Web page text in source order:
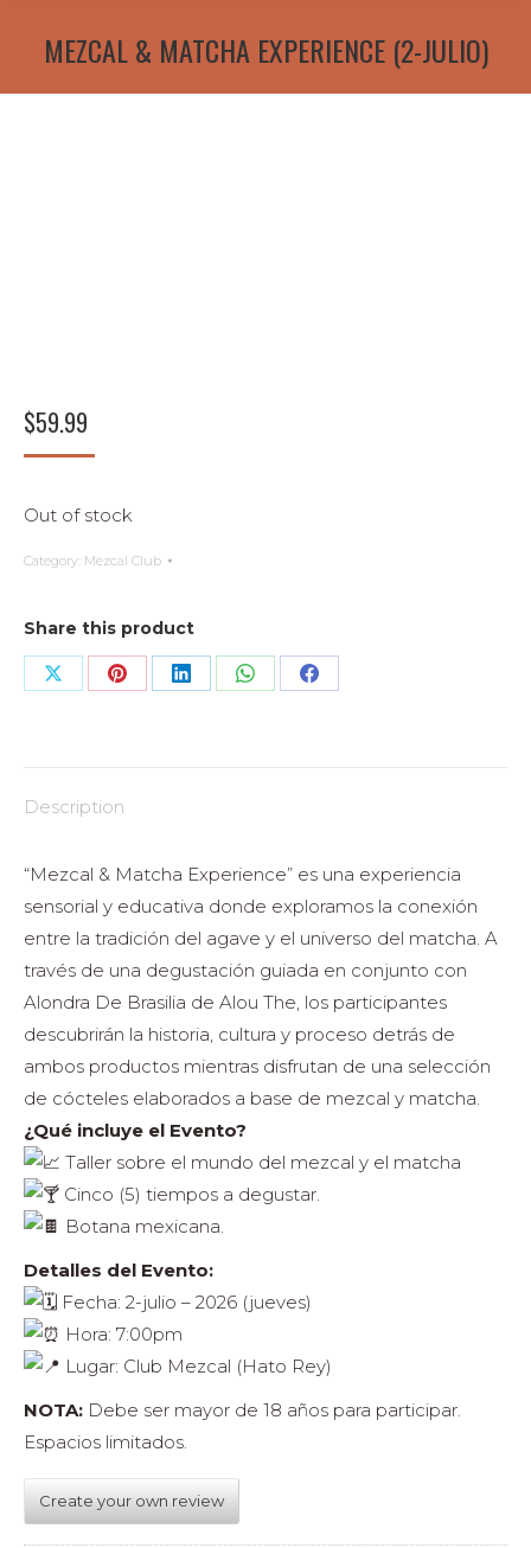
MEZCAL & MATCHA EXPERIENCE (2-JULIO)
$59.99
Out of stock
Category: Mezcal Club
Share this product
Share Share Share Share Share
Description
“Mezcal & Matcha Experience” es una experiencia
sensorial y educativa donde exploramos la conexión
entre la tradición del agave y el universo del matcha. A
través de una degustación guiada en conjunto con
Alondra De Brasilia de Alou The, los participantes
descubrirán la historia, cultura y proceso detrás de
ambos productos mientras disfrutan de una selección
de cócteles elaborados a base de mezcal y matcha.
¿Qué incluye el Evento?
Taller sobre el mundo del mezcal y el matcha
Cinco (5) tiempos a degustar.
Botana mexicana.
Detalles del Evento:
Fecha: 2-julio – 2026 (jueves)
Hora: 7:00pm
Lugar: Club Mezcal (Hato Rey)
NOTA: Debe ser mayor de 18 años para participar.
Espacios limitados.
Create your own review